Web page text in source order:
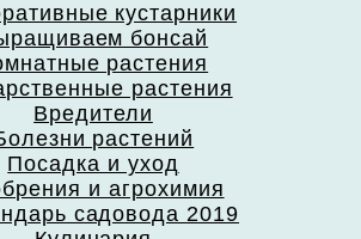
кустарники
бонсай
растения
растения
Вредители
растений
Посадка и уход
и агрохимия
садовода 2019